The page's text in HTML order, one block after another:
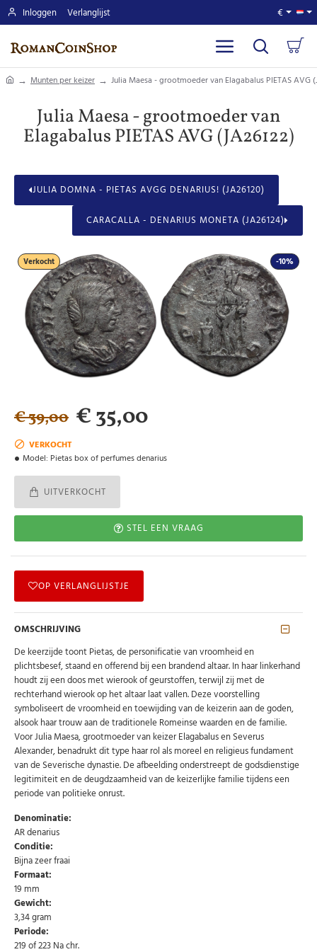
Inloggen Verlanglijst €
homeMunten per keizer Julia Maesa - grootmoeder van Elagabalus PIETAS AVG
Julia Maesa - grootmoeder van
Elagabalus PIETAS AVG (JA26122)
JULIA DOMNA - PIETAS AVGG DENARIUS! (JA26120)
CARACALLA - DENARIUS MONETA (JA26124)
-10%
Verkocht
VERKOCHT
Model: Pietas box of perfumes denarius
€ 35,00
€ 39,00
UITVERKOCHT
STEL EEN VRAAG
OP VERLANGLIJSTJE
OMSCHRIJVING
De keerzijde toont Pietas, de personificatie van vroomheid en
plichtsbesef, staand en offerend bij een brandend altaar. In haar linkerhand
houdt zij een doos met wierook of geurstoffen, terwijl zij met de
rechterhand wierook op het altaar laat vallen. Deze voorstelling
symboliseert de vroomheid en toewijding van de keizerin aan de goden,
alsook haar trouw aan de traditionele Romeinse waarden en de familie.
Voor Julia Maesa, grootmoeder van keizer Elagabalus en Severus
Alexander, benadrukt dit type haar rol als moreel en religieus fundament
van de Severische dynastie. De afbeelding onderstreept de godsdienstige
legitimiteit en de deugdzaamheid van de keizerlijke familie tijdens een
periode van politieke onrust.
Denominatie:
AR denarius
Conditie:
Bijna zeer fraai
Formaat:
19 mm
Gewicht:
3,34 gram
Periode:
219 of 223 Na chr.